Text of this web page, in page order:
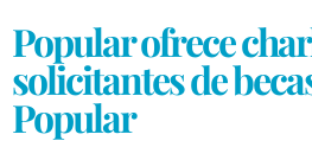
Popular ofrece
solicitantes de
Popular